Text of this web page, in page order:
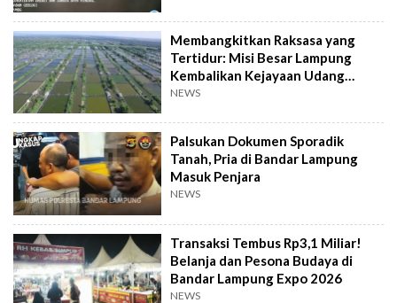
Membangkitkan Raksasa yang
Tertidur: Misi Besar Lampung
Kembalikan Kejayaan Udang
Dipasena
NEWS
Palsukan Dokumen Sporadik
Tanah, Pria di Bandar Lampung
Masuk Penjara
NEWS
Transaksi Tembus Rp3,1 Miliar!
Belanja dan Pesona Budaya di
Bandar Lampung Expo 2026
NEWS